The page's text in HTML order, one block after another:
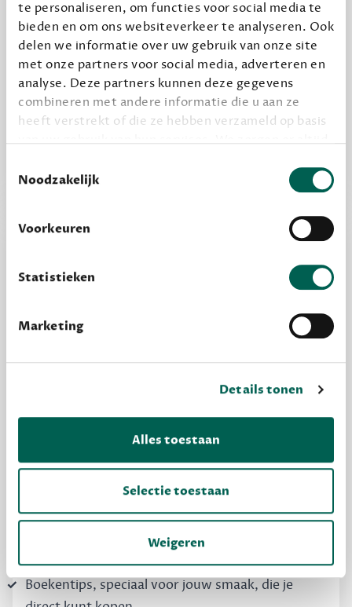
te personaliseren, om functies voor social media te
bieden en om ons websiteverkeer te analyseren. Ook
delen we informatie over uw gebruik van onze site
met onze partners voor social media, adverteren en
analyse. Deze partners kunnen deze gegevens
combineren met andere informatie die u aan ze
heeft verstrekt of die ze hebben verzameld op basis
grondslag gebeurt, en er niet onnodig data van je
wordt verwerkt. Gevoelige persoonsgegevens delen
Noodzakelijk
Voorkeuren
Statistieken
Marketing
Details tonen
Alles toestaan
Selectie toestaan
Weigeren
Alles van Dewey Free
Word een bovengemiddelde lezer met 6 boeken
per jaar
Dewey Free
Krijg boekentips, persoonlijk voor jou en je
vrienden. Krijg én geef betere cadeaus.
Schrijf nu gratis in
Boekentips, speciaal voor jouw smaak, die je